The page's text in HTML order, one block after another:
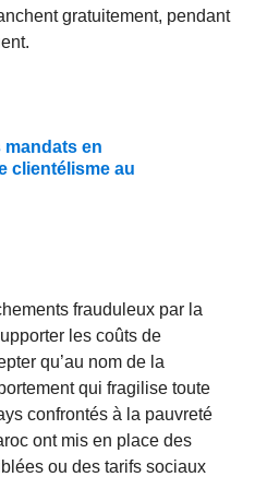
gratuitement, pendant
mandats en
clientélisme au
frauduleux par la
les coûts de
qu’au nom de la
qui fragilise toute
confrontés à la pauvreté
ont mis en place des
ou des tarifs sociaux